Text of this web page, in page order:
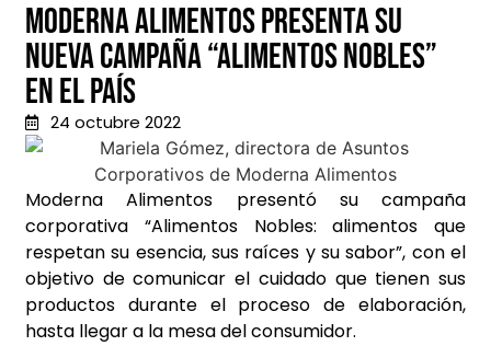
Moderna Alimentos presenta su
nueva campaña “Alimentos Nobles”
en el país
24 octubre 2022
Moderna Alimentos presentó su campaña
corporativa “Alimentos Nobles: alimentos que
respetan su esencia, sus raíces y su sabor”, con el
objetivo de comunicar el cuidado que tienen sus
productos durante el proceso de elaboración,
hasta llegar a la mesa del consumidor.